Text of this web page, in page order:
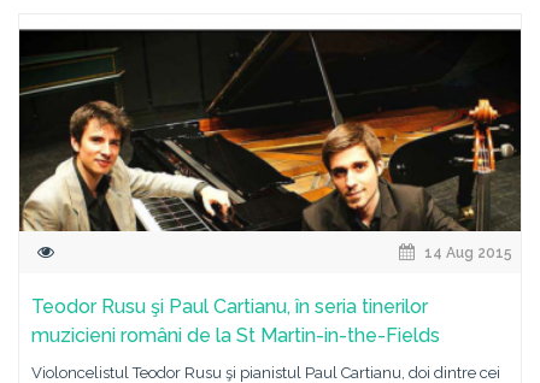
14 Aug 2015
Teodor Rusu şi Paul Cartianu, în seria tinerilor
muzicieni români de la St Martin-in-the-Fields
Violoncelistul Teodor Rusu şi pianistul Paul Cartianu, doi dintre cei